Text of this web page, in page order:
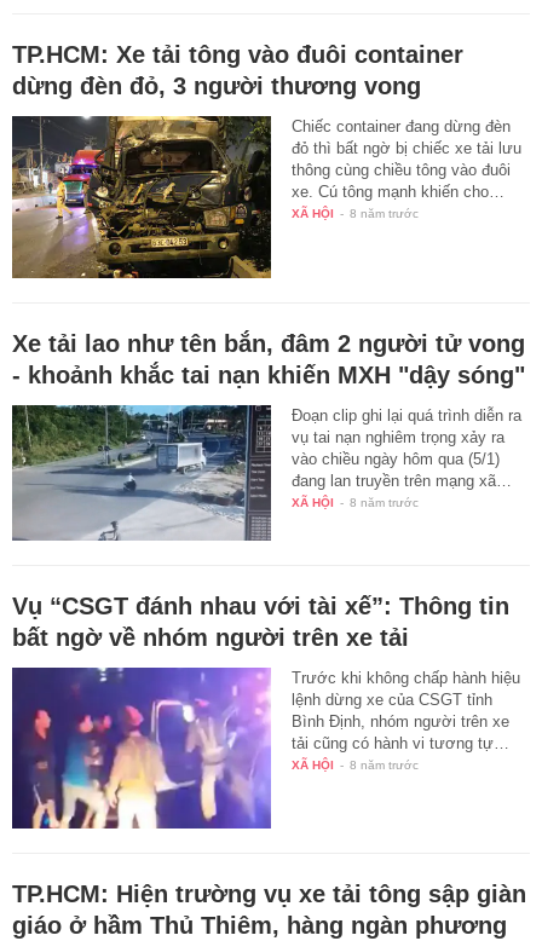
TP.HCM: Xe tải tông vào đuôi container
dừng đèn đỏ, 3 người thương vong
Chiếc container đang dừng đèn
đỏ thì bất ngờ bị chiếc xe tải lưu
thông cùng chiều tông vào đuôi
xe. Cú tông mạnh khiến cho…
XÃ HỘI - 8 năm trước
Xe tải lao như tên bắn, đâm 2 người tử vong
- khoảnh khắc tai nạn khiến MXH "dậy sóng"
Đoạn clip ghi lại quá trình diễn ra
vụ tai nạn nghiêm trọng xảy ra
vào chiều ngày hôm qua (5/1)
đang lan truyền trên mạng xã…
XÃ HỘI - 8 năm trước
Vụ “CSGT đánh nhau với tài xế”: Thông tin
bất ngờ về nhóm người trên xe tải
Trước khi không chấp hành hiệu
lệnh dừng xe của CSGT tỉnh
Bình Định, nhóm người trên xe
tải cũng có hành vi tương tự…
XÃ HỘI - 8 năm trước
TP.HCM: Hiện trường vụ xe tải tông sập giàn
giáo ở hầm Thủ Thiêm, hàng ngàn phương